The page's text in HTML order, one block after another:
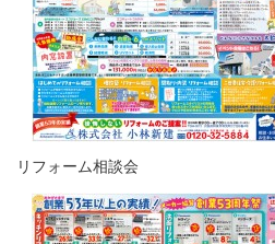
リフォーム相談会